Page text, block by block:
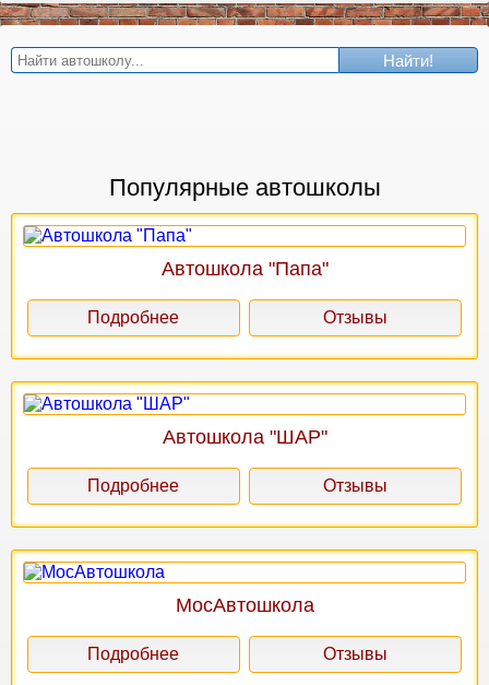
Найти!
Популярные автошколы
Автошкола "Папа"
Подробнее Отзывы
Автошкола "ШАР"
Подробнее Отзывы
МосАвтошкола
Подробнее Отзывы